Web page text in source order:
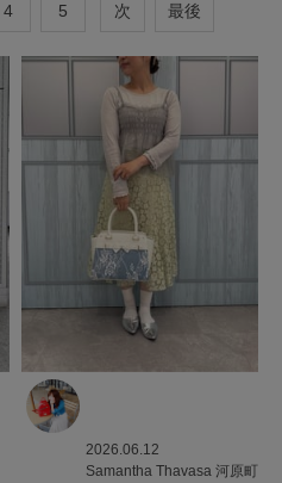
4 5 次 最後
2026.06.12
Samantha Thavasa 河原町